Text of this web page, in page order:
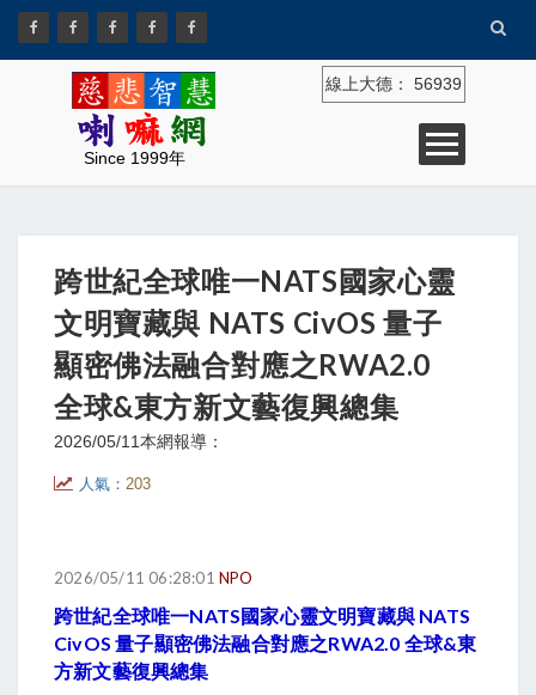
Since 1999年
線上大德： 56939
跨世紀全球唯一NATS國家心靈
文明寶藏與 NATS CivOS 量子
顯密佛法融合對應之RWA2.0
全球&東方新文藝復興總集
2026/05/11本網報導：
人氣： 203
2026/05/11 06:28:01 NPO
跨世紀全球唯一NATS國家心靈文明寶藏與 NATS
CivOS 量子顯密佛法融合對應之RWA2.0 全球&東
方新文藝復興總集